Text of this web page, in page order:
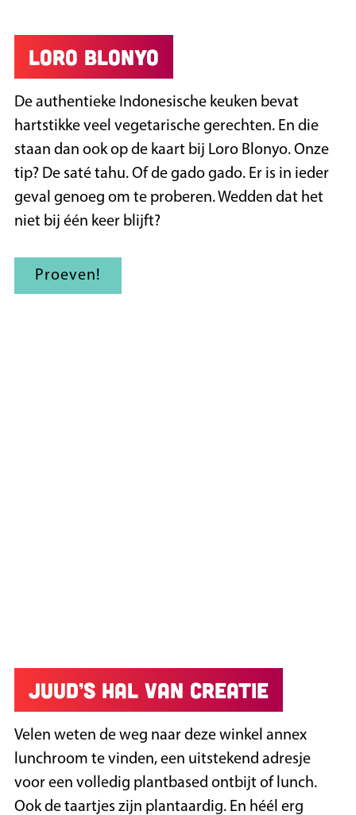
Loro Blonyo
De authentieke Indonesische keuken bevat
hartstikke veel vegetarische gerechten. En die
staan dan ook op de kaart bij Loro Blonyo. Onze
tip? De saté tahu. Of de gado gado. Er is in ieder
geval genoeg om te proberen. Wedden dat het
niet bij één keer blijft?
Proeven!
JUUD’s Hal van Creatie
Velen weten de weg naar deze winkel annex
lunchroom te vinden, een uitstekend adresje
voor een volledig plantbased ontbijt of lunch.
Ook de taartjes zijn plantaardig. En héél erg